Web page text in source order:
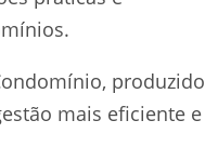
produzido
mais eficiente e